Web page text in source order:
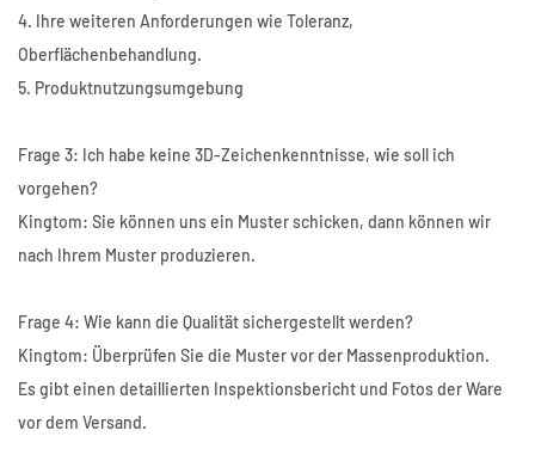
4. Ihre weiteren Anforderungen wie Toleranz,
Oberflächenbehandlung.
5. Produktnutzungsumgebung
Frage 3: Ich habe keine 3D-Zeichenkenntnisse, wie soll ich
vorgehen?
Kingtom: Sie können uns ein Muster schicken, dann können wir
nach Ihrem Muster produzieren.
Frage 4: Wie kann die Qualität sichergestellt werden?
Kingtom: Überprüfen Sie die Muster vor der Massenproduktion.
Es gibt einen detaillierten Inspektionsbericht und Fotos der Ware
vor dem Versand.